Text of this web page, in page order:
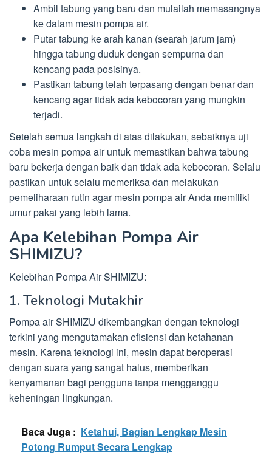
Ambil tabung yang baru dan mulailah memasangnya
ke dalam mesin pompa air.
Putar tabung ke arah kanan (searah jarum jam)
hingga tabung duduk dengan sempurna dan
kencang pada posisinya.
Pastikan tabung telah terpasang dengan benar dan
kencang agar tidak ada kebocoran yang mungkin
terjadi.
Setelah semua langkah di atas dilakukan, sebaiknya uji
coba mesin pompa air untuk memastikan bahwa tabung
baru bekerja dengan baik dan tidak ada kebocoran. Selalu
pastikan untuk selalu memeriksa dan melakukan
pemeliharaan rutin agar mesin pompa air Anda memiliki
umur pakai yang lebih lama.
Apa Kelebihan Pompa Air
SHIMIZU?
Kelebihan Pompa Air SHIMIZU:
1. Teknologi Mutakhir
Pompa air SHIMIZU dikembangkan dengan teknologi
terkini yang mengutamakan efisiensi dan ketahanan
mesin. Karena teknologi ini, mesin dapat beroperasi
dengan suara yang sangat halus, memberikan
kenyamanan bagi pengguna tanpa mengganggu
keheningan lingkungan.
Baca Juga : Ketahui, Bagian Lengkap Mesin
Potong Rumput Secara Lengkap